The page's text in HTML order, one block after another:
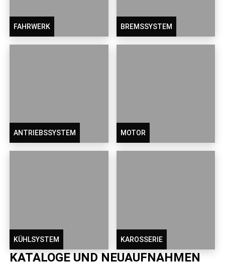
FAHRWERK BREMSSYSTEM
ANTRIEBSSYSTEM MOTOR
KÜHLSYSTEM KAROSSERIE
KATALOGE UND NEUAUFNAHMEN